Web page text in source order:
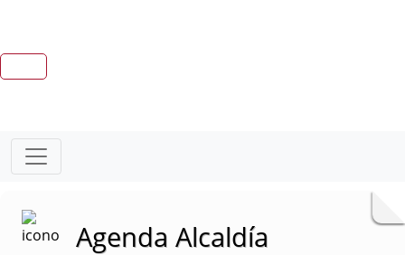
Agenda Alcaldía